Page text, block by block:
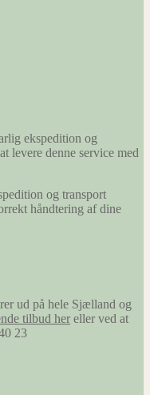
ekspedition og
levere denne service med
og transport
håndtering af dine
ud på hele Sjælland og
tilbud her eller ved at
23